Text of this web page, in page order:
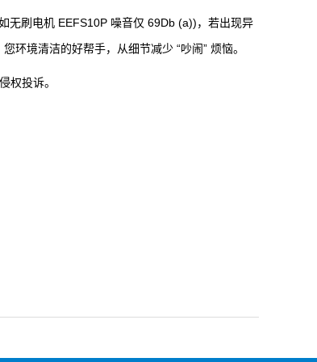
无刷电机 EEFS10P 噪音仅 69Db (a))，若出现异
境清洁的好帮手，从细节减少 “吵闹” 烦恼。
权投诉。